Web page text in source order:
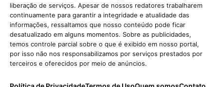
liberação de serviços. Apesar de nossos redatores trabalharem
continuamente para garantir a integridade e atualidade das
informações, ressaltamos que nosso conteúdo pode ficar
desatualizado em alguns momentos. Sobre as publicidades,
temos controle parcial sobre o que é exibido em nosso portal,
por isso não nos responsabilizamos por serviços prestados por
terceiros e oferecidos por meio de anúncios.